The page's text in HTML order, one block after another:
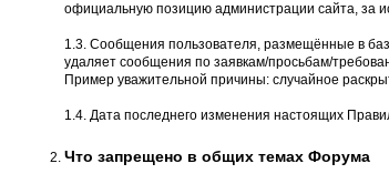
официальную позицию администрации сайта, за
1.3. Сообщения пользователя, размещённые в
удаляет сообщения по заявкам/просьбам/
Пример уважительной причины: случайное
1.4. Дата последнего изменения настоящих
Что запрещено в общих темах Форума